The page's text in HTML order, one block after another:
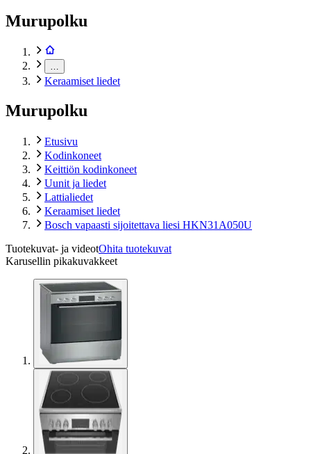
Murupolku
Keraamiset liedet
Murupolku
Etusivu
Kodinkoneet
Keittiön kodinkoneet
Uunit ja liedet
Lattialiedet
Keraamiset liedet
Bosch vapaasti sijoitettava liesi HKN31A050U
Tuotekuvat- ja videotOhita tuotekuvat
Karusellin pikakuvakkeet